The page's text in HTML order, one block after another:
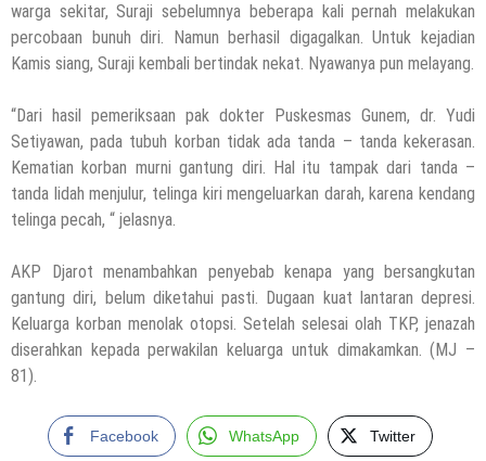
warga sekitar, Suraji sebelumnya beberapa kali pernah melakukan
percobaan bunuh diri. Namun berhasil digagalkan. Untuk kejadian
Kamis siang, Suraji kembali bertindak nekat. Nyawanya pun melayang.
“Dari hasil pemeriksaan pak dokter Puskesmas Gunem, dr. Yudi
Setiyawan, pada tubuh korban tidak ada tanda – tanda kekerasan.
Kematian korban murni gantung diri. Hal itu tampak dari tanda –
tanda lidah menjulur, telinga kiri mengeluarkan darah, karena kendang
telinga pecah, “ jelasnya.
AKP Djarot menambahkan penyebab kenapa yang bersangkutan
gantung diri, belum diketahui pasti. Dugaan kuat lantaran depresi.
Keluarga korban menolak otopsi. Setelah selesai olah TKP, jenazah
diserahkan kepada perwakilan keluarga untuk dimakamkan. (MJ –
81).
Facebook WhatsApp Twitter